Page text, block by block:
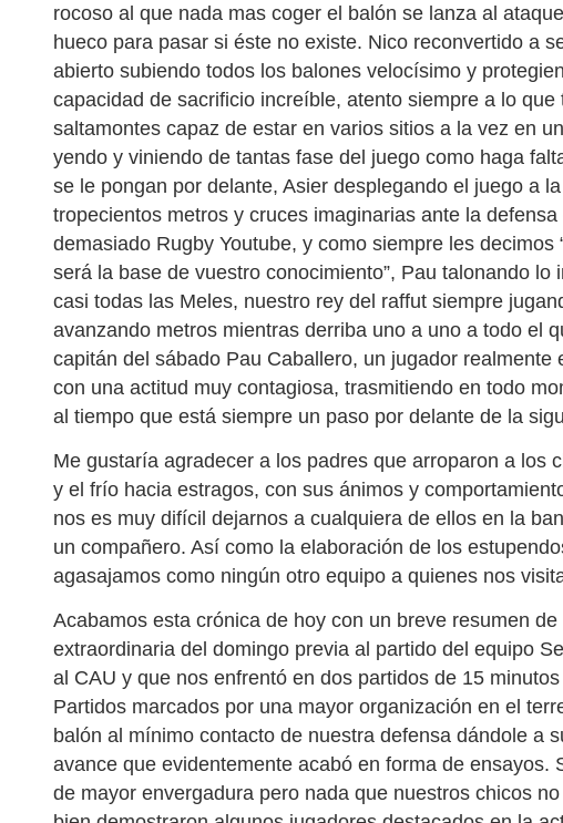
rocoso al que nada mas coger el balón se lanza al
hueco para pasar si éste no existe. Nico reconvertido a
abierto subiendo todos los balones velocísimo y
capacidad de sacrificio increíble, atento siempre a lo
saltamontes capaz de estar en varios sitios a la vez en
yendo y viniendo de tantas fase del juego como haga
se le pongan por delante, Asier desplegando el juego a
tropecientos metros y cruces imaginarias ante la
demasiado Rugby Youtube, y como siempre les
será la base de vuestro conocimiento”, Pau talonando lo
casi todas las Meles, nuestro rey del raffut siempre
avanzando metros mientras derriba uno a uno a todo el
capitán del sábado Pau Caballero, un jugador realmente
con una actitud muy contagiosa, trasmitiendo en todo
al tiempo que está siempre un paso por delante de la
Me gustaría agradecer a los padres que arroparon a los
y el frío hacia estragos, con sus ánimos y
nos es muy difícil dejarnos a cualquiera de ellos en la
un compañero. Así como la elaboración de los
agasajamos como ningún otro equipo a quienes nos
Acabamos esta crónica de hoy con un breve resumen
extraordinaria del domingo previa al partido del equipo
al CAU y que nos enfrentó en dos partidos de 15
Partidos marcados por una mayor organización en el
balón al mínimo contacto de nuestra defensa dándole a
avance que evidentemente acabó en forma de ensayos.
de mayor envergadura pero nada que nuestros chicos